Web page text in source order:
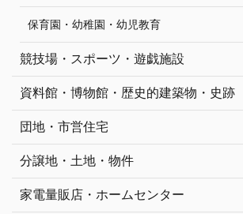
保育園・幼稚園・幼児教育
競技場・スポーツ・遊戯施設
資料館・博物館・歴史的建築物・史跡
団地・市営住宅
分譲地・土地・物件
家電量販店・ホームセンター